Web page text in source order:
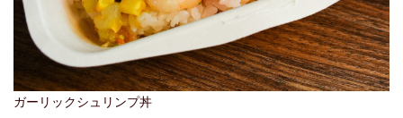
ガーリックシュリンプ丼